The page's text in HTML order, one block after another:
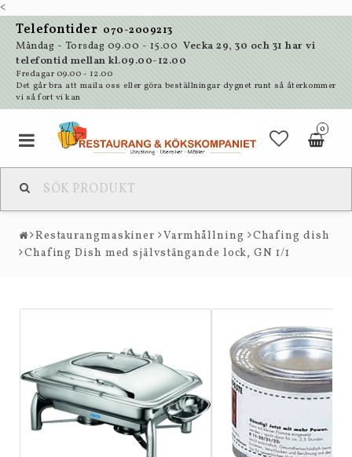
<
Telefontider 070-2009213
Måndag - Torsdag 09.00 - 15.00 Vecka 29, 30 och 31 har vi
telefontid mellan kl.09.00-12.00
Fredagar 09.00 - 12.00
Det går bra att maila oss eller göra beställningar dygnet runt så återkommer
vi så fort vi kan
0
Restaurangmaskiner Varmhållning
Chafing dish
Chafing Dish med självstängande lock, GN 1/1